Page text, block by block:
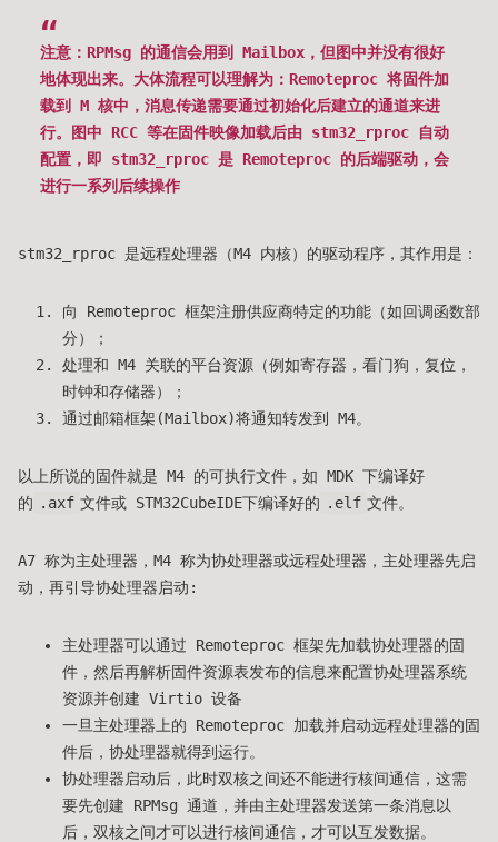
注意：RPMsg 的通信会用到 Mailbox，但图中并没有很好
地体现出来。大体流程可以理解为：Remoteproc 将固件加
载到 M 核中，消息传递需要通过初始化后建立的通道来进
行。图中 RCC 等在固件映像加载后由 stm32_rproc 自动
配置，即 stm32_rproc 是 Remoteproc 的后端驱动，会
进行一系列后续操作
stm32_rproc 是远程处理器（M4 内核）的驱动程序，其作用是：
向 Remoteproc 框架注册供应商特定的功能（如回调函数部
分）；
处理和 M4 关联的平台资源（例如寄存器，看门狗，复位，
时钟和存储器）；
通过邮箱框架(Mailbox)将通知转发到 M4。
以上所说的固件就是 M4 的可执行文件，如 MDK 下编译好
的 .axf 文件或 STM32CubeIDE下编译好的 .elf 文件。
A7 称为主处理器，M4 称为协处理器或远程处理器，主处理器先启
动，再引导协处理器启动:
主处理器可以通过 Remoteproc 框架先加载协处理器的固
件，然后再解析固件资源表发布的信息来配置协处理器系统
资源并创建 Virtio 设备
一旦主处理器上的 Remoteproc 加载并启动远程处理器的固
件后，协处理器就得到运行。
协处理器启动后，此时双核之间还不能进行核间通信，这需
要先创建 RPMsg 通道，并由主处理器发送第一条消息以
后，双核之间才可以进行核间通信，才可以互发数据。